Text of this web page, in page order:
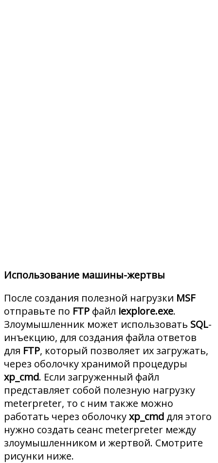
Использование машины-жертвы
После создания полезной нагрузки MSF
отправьте по FTP файл iexplore.exe.
Злоумышленник может использовать SQL-
инъекцию, для создания файла ответов
для FTP, который позволяет их загружать,
через оболочку хранимой процедуры
xp_cmd. Если загруженный файл
представляет собой полезную нагрузку
meterpreter, то с ним также можно
работать через оболочкуxp_cmd для этого
нужно создать сеанс meterpreter между
злоумышленником и жертвой. Смотрите
рисунки ниже.